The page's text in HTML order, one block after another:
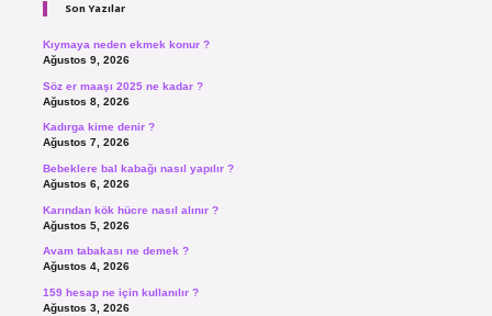
Son Yazılar
Kıymaya neden ekmek konur ?
Ağustos 9, 2026
Söz er maaşı 2025 ne kadar ?
Ağustos 8, 2026
Kadırga kime denir ?
Ağustos 7, 2026
Bebeklere bal kabağı nasıl yapılır ?
Ağustos 6, 2026
Karından kök hücre nasıl alınır ?
Ağustos 5, 2026
Avam tabakası ne demek ?
Ağustos 4, 2026
159 hesap ne için kullanılır ?
Ağustos 3, 2026